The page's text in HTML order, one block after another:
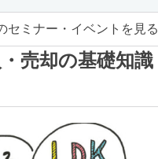
セミナー・イベントを見る
売却の基礎知識